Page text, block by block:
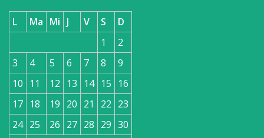
L Ma Mi J V S
D
1
2
3
4 5 6 7 8
9
10
11 12 13 14 15
16
17 18 19 20 21 22 23
24 25 26 27 28 29 30